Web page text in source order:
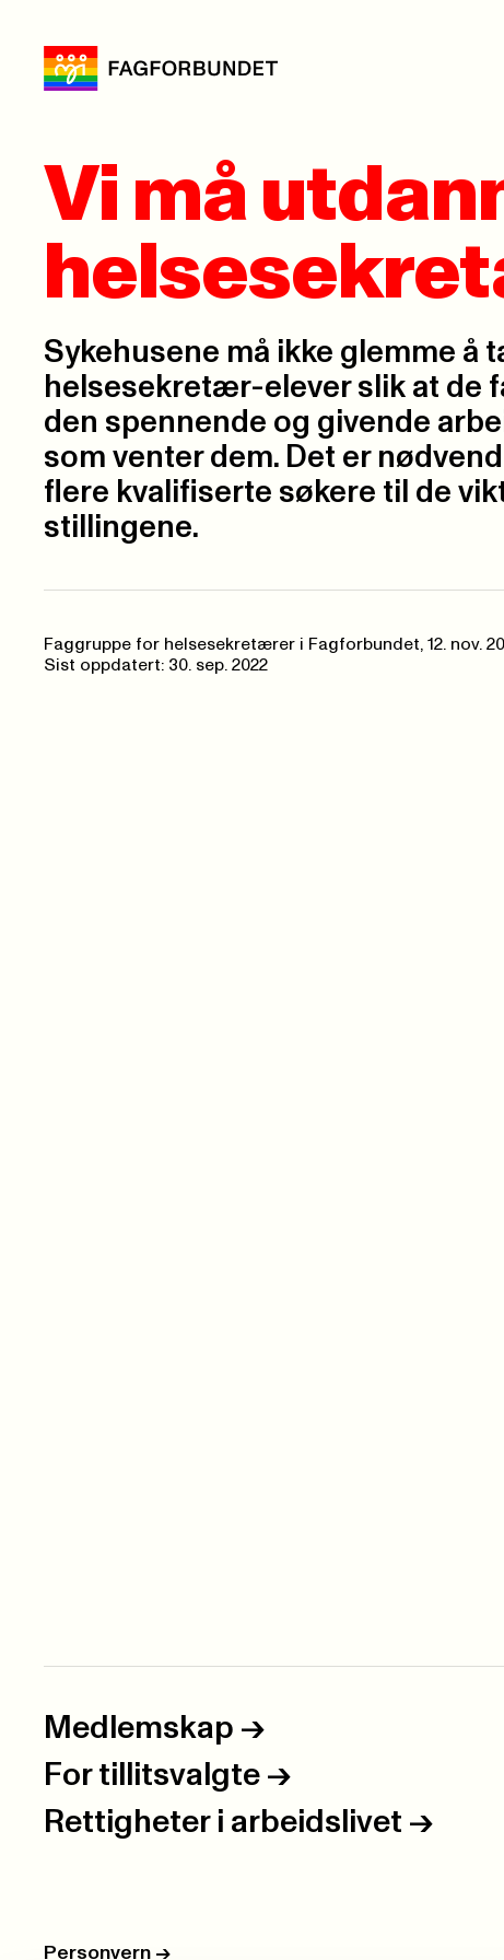
Vi må
Sykehusene må ikke glemme å
helsesekretær-elever slik at de
den spennende og givende
som venter dem. Det er
flere kvalifiserte søkere til de
stillingene.
Faggruppe for helsesekretærer i Fagforbundet, 12. nov.
Sist oppdatert: 30. sep. 2022
Medlemskap ->
For tillitsvalgte ->
Rettigheter i arbeidslivet ->
Personvern ->